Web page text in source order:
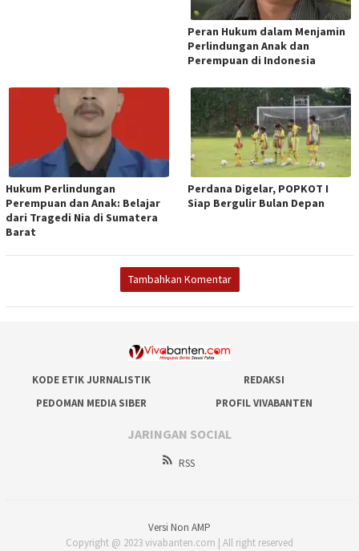
Peran Hukum dalam Menjamin
Perlindungan Anak dan
Perempuan di Indonesia
Hukum Perlindungan
Perempuan dan Anak: Belajar
dari Tragedi Nia di Sumatera
Barat
Perdana Digelar, POPKOT I
Siap Bergulir Bulan Depan
Tambahkan Komentar
KODE ETIK JURNALISTIK
REDAKSI
PEDOMAN MEDIA SIBER
PROFIL VIVABANTEN
JARINGAN SOCIAL
RSS
Versi Non AMP
Copyright @ 2023 vivabanten.com | All right reserved